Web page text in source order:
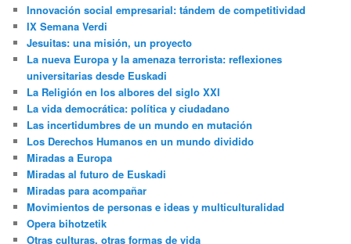
Innovación social empresarial: tándem de competitividad
IX Semana Verdi
Jesuitas: una misión, un proyecto
La nueva Europa y la amenaza terrorista: reflexiones
universitarias desde Euskadi
La Religión en los albores del siglo XXI
La vida democrática: política y ciudadano
Las incertidumbres de un mundo en mutación
Los Derechos Humanos en un mundo dividido
Miradas a Europa
Miradas al futuro de Euskadi
Miradas para acompañar
Movimientos de personas e ideas y multiculturalidad
Opera bihotzetik
Otras culturas, otras formas de vida